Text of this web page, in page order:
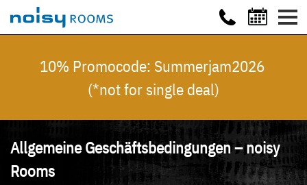
10% Promocode: Summerjam2026
(*not for single deal)
Allgemeine Geschäftsbedingungen – noisy
Rooms